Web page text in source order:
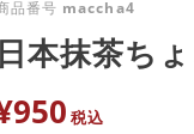
品番号 maccha4
本抹茶ち
950 税込